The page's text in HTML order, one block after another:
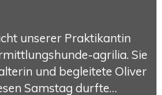
unserer Praktikantin
agrilia. Sie
und begleitete Oliver
Samstag durfte…